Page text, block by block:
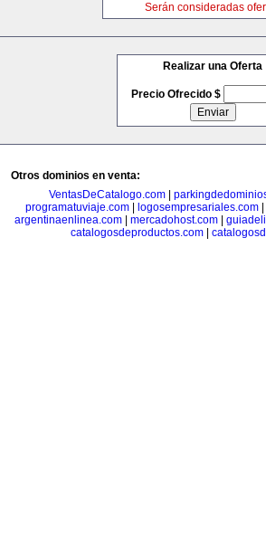
Serán consideradas
Realizar una Oferta
Precio Ofrecido $
Otros dominios en venta:
VentasDeCatalogo.com|
programatuviaje.com| logosempresariales.com|
argentinaenlinea.com| mercadohost.com|
catalogosdeproductos.com